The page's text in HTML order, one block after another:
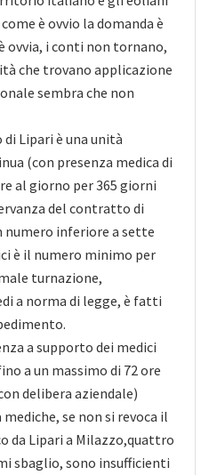
è ovvio la domanda è
ovvia, i conti non tornano,
che trovano applicazione
sembra che non
Lipari è una unità
(con presenza medica di
al giorno per 365 giorni
del contratto di
numero inferiore a sette
è il numero minimo per
turnazione,
a norma di legge, è fatti
a supporto dei medici
a un massimo di 72 ore
delibera aziendale)
se non si revoca il
da Lipari a Milazzo,quattro
sbaglio, sono insufficienti